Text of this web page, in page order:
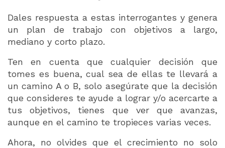
Dales respuesta a estas interrogantes y genera
un plan de trabajo con objetivos a largo,
mediano y corto plazo.
Ten en cuenta que cualquier decisión que
tomes es buena, cual sea de ellas te llevará a
un camino A o B, solo asegúrate que la decisión
que consideres te ayude a lograr y/o acercarte a
tus objetivos, tienes que ver que avanzas,
aunque en el camino te tropieces varias veces.
Ahora, no olvides que el crecimiento no solo